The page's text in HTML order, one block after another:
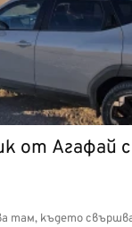
от Агафай
там, където